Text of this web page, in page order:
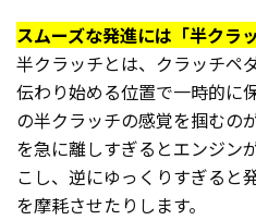
スムーズな発進には「半クラ
半クラッチとは、クラッチペ
伝わり始める位置で一時的に
の半クラッチの感覚を掴むの
を急に離しすぎるとエンジン
こし、逆にゆっくりすぎると
を摩耗させたりします。